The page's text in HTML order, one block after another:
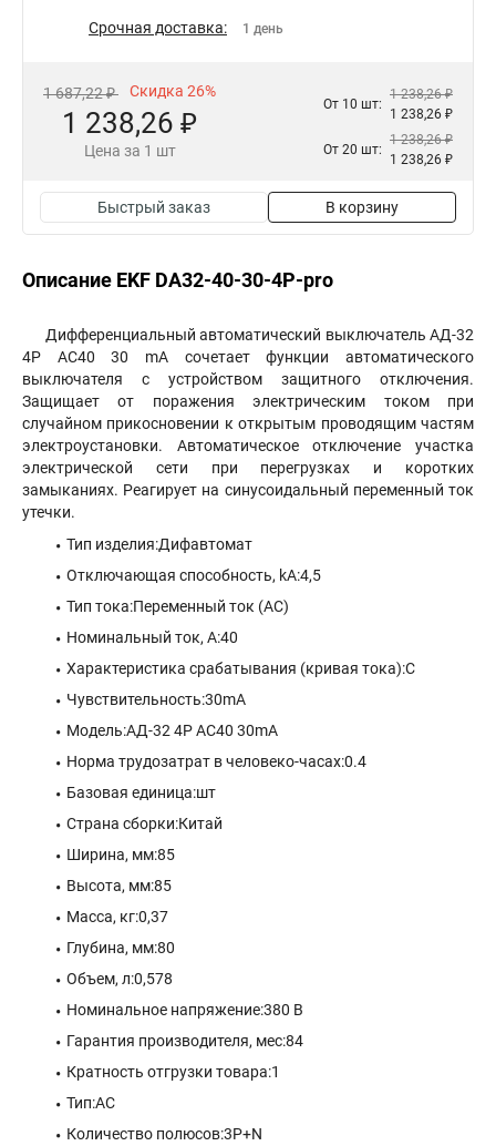
Срочная доставка: 1 день
1 687,22 ₽ Скидка 26%
1 238,26 ₽
Цена за 1 шт
От 10 шт:
1 238,26 ₽
1 238,26 ₽
От 20 шт:
1 238,26 ₽
1 238,26 ₽
Быстрый заказ В корзину
Описание EKF DA32-40-30-4P-pro
Дифференциальный автоматический выключатель АД-32
4P AC40 30 mA сочетает функции автоматического
выключателя с устройством защитного отключения.
Защищает от поражения электрическим током при
случайном прикосновении к открытым проводящим частям
электроустановки. Автоматическое отключение участка
электрической сети при перегрузках и коротких
замыканиях. Реагирует на синусоидальный переменный ток
утечки.
Тип изделия:Дифавтомат
Отключающая способность, kA:4,5
Тип тока:Переменный ток (АС)
Номинальный ток, А:40
Характеристика срабатывания (кривая тока):C
Чувствительность:30mA
Модель:АД-32 4P AC40 30mA
Норма трудозатрат в человеко-часах:0.4
Базовая единица:шт
Страна сборки:Китай
Ширина, мм:85
Высота, мм:85
Масса, кг:0,37
Глубина, мм:80
Объем, л:0,578
Номинальное напряжение:380 В
Гарантия производителя, мес:84
Кратность отгрузки товара:1
Тип:AC
Количество полюсов:3P+N